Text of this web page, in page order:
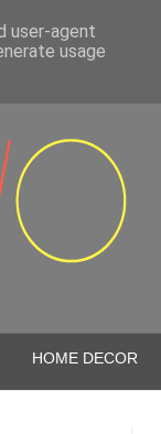
HOME DECOR
user-agent
usage